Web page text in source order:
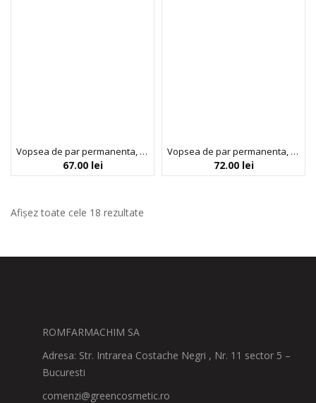
Vopsea de par permanenta, fara amoniac, cu proteina de orez si ulei de in organic, 7.0 Blond, NOAH, 140 ml
67.00 lei
Vopsea de par permanenta, fara amoniac, cu proteina de orez si ulei de in organic, 9.0 Blond foarte deschis, NOAH, 140 ml
72.00 lei
Afișez toate cele 18 rezultate
ROMFARMACHIM SA
Adresa: Str. Intrarea Costache Negri , Nr. 11 sector 5 –
Bucuresti
comenzi@greencosmetic.ro